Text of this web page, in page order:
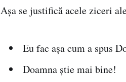
Așa se justifică acele ziceri
Eu fac aşa cum a spus
Doamna ştie mai bine!